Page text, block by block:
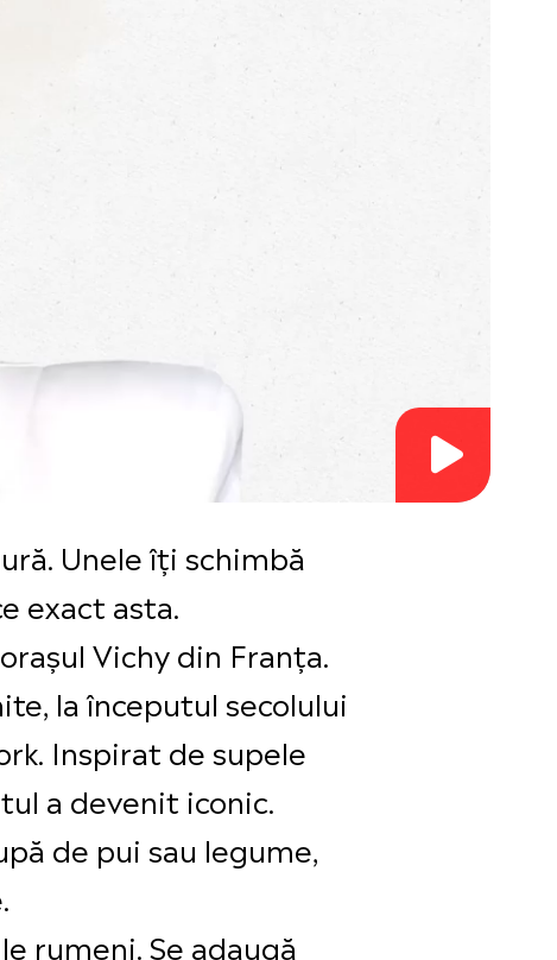
Unele îți schimbă
exact asta.
Vichy din Franța.
la începutul secolului
Inspirat de supele
a devenit iconic.
de pui sau legume,
rumeni. Se adaugă